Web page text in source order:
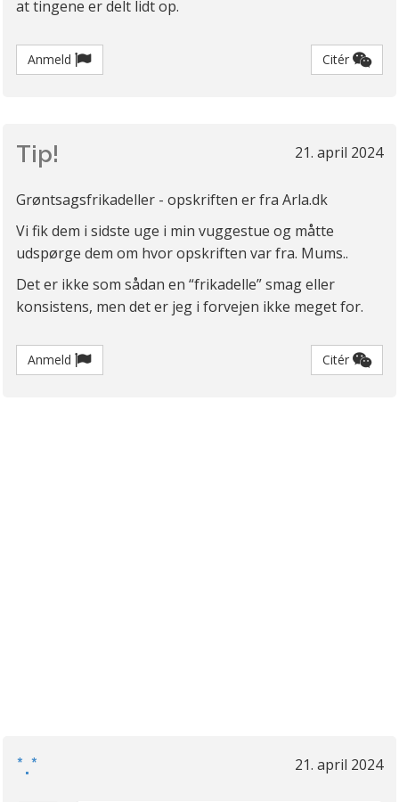
at tingene er delt lidt op.
Anmeld Citér
21. april 2024
Tip!
Grøntsagsfrikadeller - opskriften er fra Arla.dk
Vi fik dem i sidste uge i min vuggestue og måtte
udspørge dem om hvor opskriften var fra. Mums..
Det er ikke som sådan en “frikadelle” smag eller
konsistens, men det er jeg i forvejen ikke meget for.
Anmeld Citér
21. april 2024
*.*